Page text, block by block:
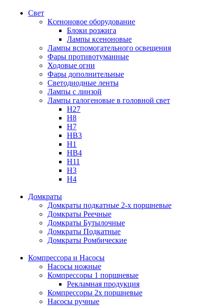
Свет
Ксеноновое оборудование
Блоки розжига
Лампы ксеноновые
Лампы вспомогательного освещения
Фары противотуманные
Ходовые огни
Фары дополнительные
Светодиодные ленты
Лампы с линзой
Лампы галогеновые в головной свет
H27
H8
H7
HB3
H1
HB4
H11
H3
H4
Домкраты
Домкраты подкатные 2-х поршневые
Домкраты Реечные
Домкраты Бутылочные
Домкраты Подкатные
Домкраты Ромбические
Компрессора и Насосы
Насосы ножные
Компрессоры 1 поршневые
Рекламная продукция
Компрессоры 2х поршневые
Насосы ручные